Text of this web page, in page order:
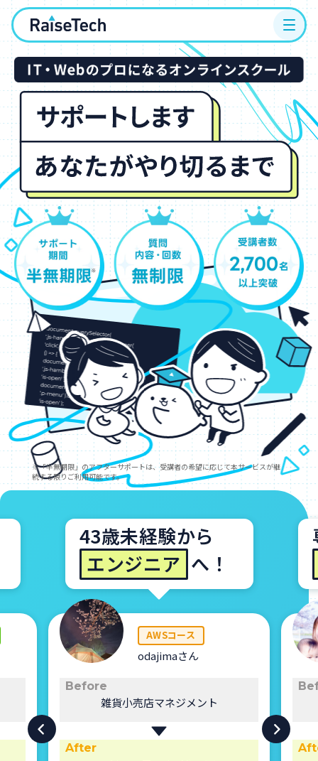
専業主婦から
デザイナー へ！
デザインコース
Naoさん
Before
専業主婦
After